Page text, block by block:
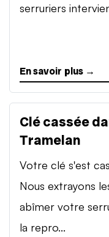
serruriers
En savoir plus →
Clé cassée
Tramelan
Votre clé s'est
Nous extrayons
abîmer votre
la repro...